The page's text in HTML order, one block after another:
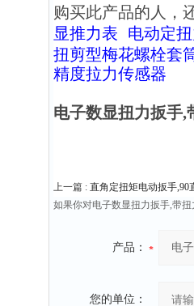
购买此产品的人，
显推力表
电动定
扭剪型梅花螺栓套
精度拉力传感器
电子数显扭力扳手,
上一篇 : 直角定扭矩电动扳手,90
如果你对电子数显扭力扳手,带
产品：
您的单位：